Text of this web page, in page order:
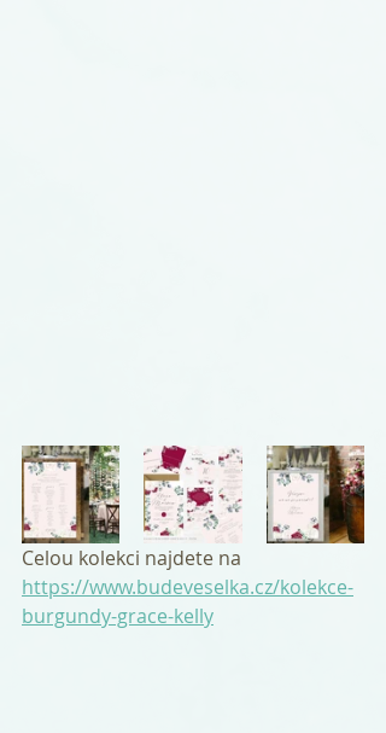
Celou kolekci najdete na
https://www.budeveselka.cz/kolekce-
burgundy-grace-kelly